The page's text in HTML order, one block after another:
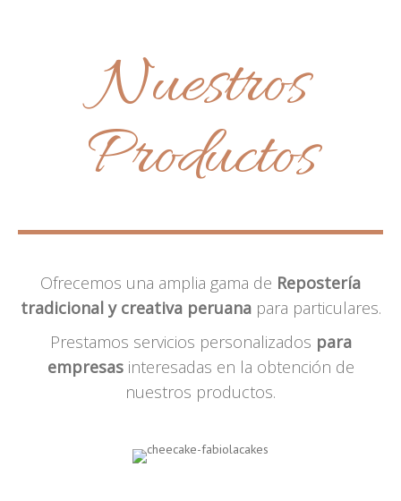
Nuestros
Productos
Ofrecemos una amplia gama de Repostería
tradicional y creativa peruanapara particulares.
Prestamos servicios personalizados para
empresasinteresadas en la obtención de
nuestros productos.